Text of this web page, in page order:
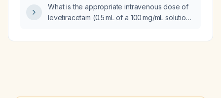
What is the appropriate intravenous dose of
levetiracetam (0.5 mL of a 100 mg/mL solution,